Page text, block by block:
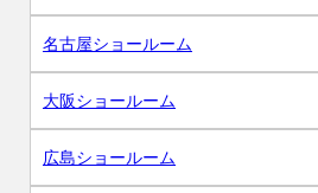
名古屋ショールーム
大阪ショールーム
広島ショールーム